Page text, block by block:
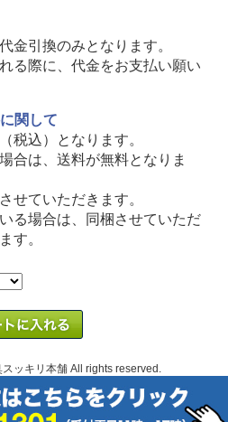
金引換のみとなります。
る際に、代金をお支払い願い
関して
税込）となります。
合は、送料が無料となりま
せていただきます。
る場合は、同梱させていただ
す。
スッキリ本舗All rights reserved.